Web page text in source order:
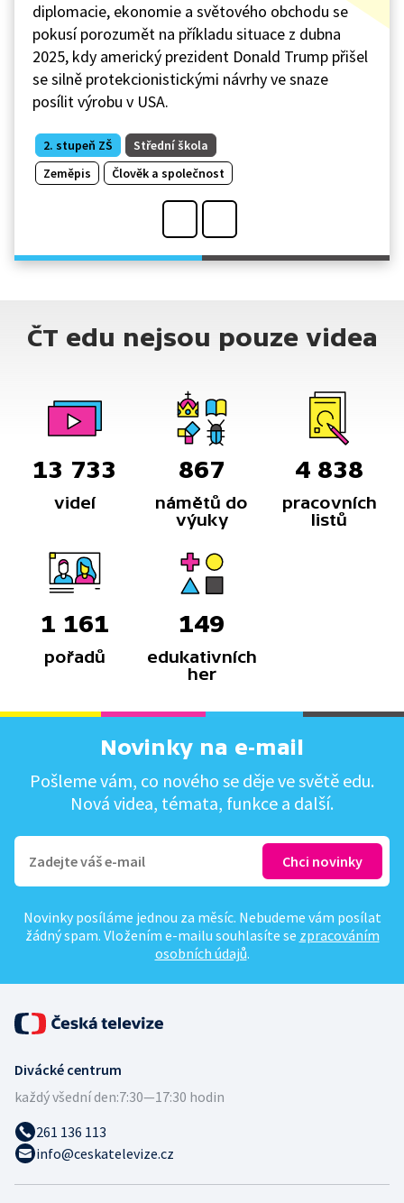
diplomacie, ekonomie a světového obchodu se
pokusí porozumět na příkladu situace z dubna
2025, kdy americký prezident Donald Trump přišel
se silně protekcionistickými návrhy ve snaze
posílit výrobu v USA.
2. stupeň ZŠ
Střední škola
Zeměpis
Člověk a společnost
ČT edu nejsou pouze videa
13 733
videí
867
námětů do
výuky
4 838
pracovních
listů
1 161
pořadů
149
edukativních
her
Novinky na e-mail
Pošleme vám, co nového se děje ve světě edu.
Nová videa, témata, funkce a další.
Novinky posíláme jednou za měsíc. Nebudeme vám posílat
žádný spam. Vložením e-mailu souhlasíte se zpracováním
osobních údajů.